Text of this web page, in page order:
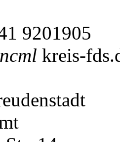
9201905
kreis-